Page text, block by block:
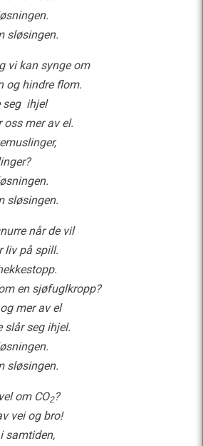
sløsingen.
vi kan synge om
og hindre flom.
seg ihjel
mer av el.
sløsingen.
når de vil
liv på spill.
en sjøfuglkropp?
mer av el
slår seg ihjel.
sløsingen.
om CO2?
vei og bro!
samtiden,